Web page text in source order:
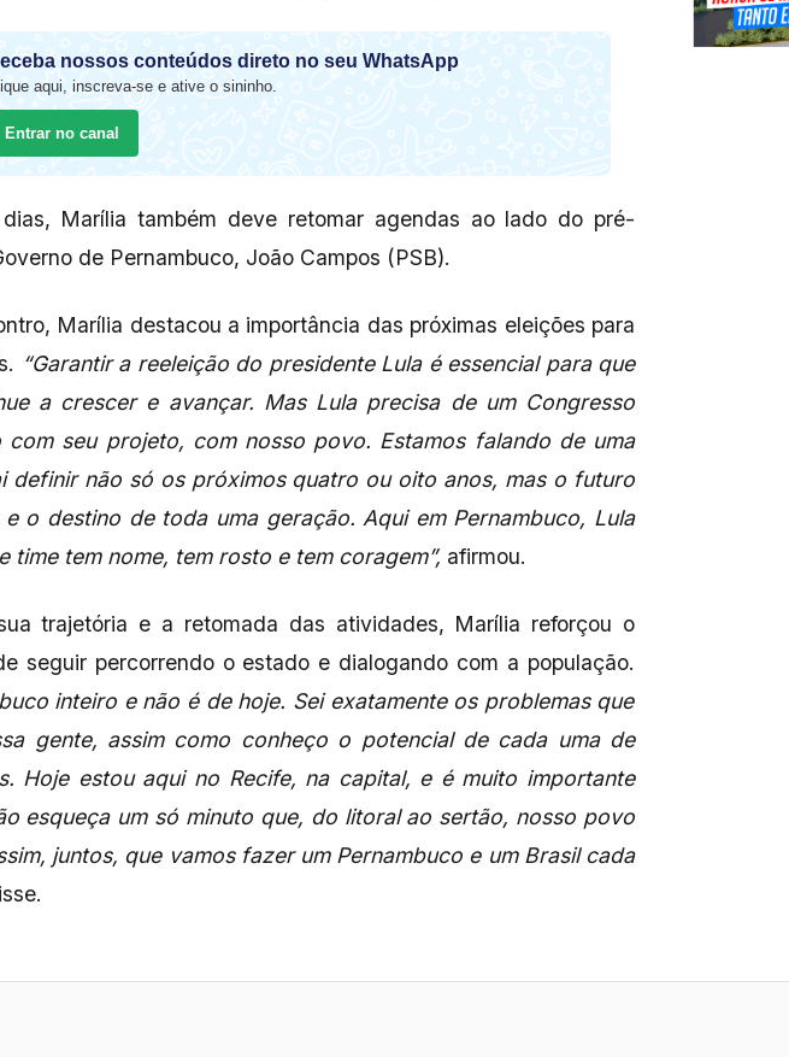
nossos conteúdos direto no seu WhatsApp
aqui, inscreva-se e ative o sininho.
Entrar no canal
Marília também deve retomar agendas ao lado do pré-
de Pernambuco, João Campos (PSB).
Marília destacou a importância das próximas eleições para
“Garantir a reeleição do presidente Lula é essencial para que
a crescer e avançar. Mas Lula precisa de um Congresso
com seu projeto, com nosso povo. Estamos falando de uma
definir não só os próximos quatro ou oito anos, mas o futuro
o destino de toda uma geração. Aqui em Pernambuco, Lula
time tem nome, tem rosto e tem coragem”, afirmou.
trajetória e a retomada das atividades, Marília reforçou o
seguir percorrendo o estado e dialogando com a população.
inteiro e não é de hoje. Sei exatamente os problemas que
gente, assim como conheço o potencial de cada uma de
Hoje estou aqui no Recife, na capital, e é muito importante
esqueça um só minuto que, do litoral ao sertão, nosso povo
juntos, que vamos fazer um Pernambuco e um Brasil cada